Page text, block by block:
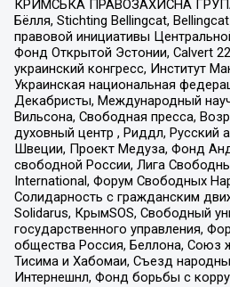
КРИМСЬКА ПРАВОЗАХИСНА
Бёлля, Stichting Bellingcat,
правовой инициативы
Фонд Открытой Эстонии, Calvert
украинский конгресс, Институт
Украинская национальная
Декабристы, Международный
Вильсона, Свободная пресса,
духовный центр , Риддл, Русский
Швеции, Проект Медуза, Фонд
свободной России, Лига
International, Форум Свободных
Солидарность с гражданским
Solidarus, КрымSOS, Свободный
государственного управления,
общества Россия, Беллона, Союз
Тисима и Хабомаи, Съезд
Интернешнл, Фонд борьбы с